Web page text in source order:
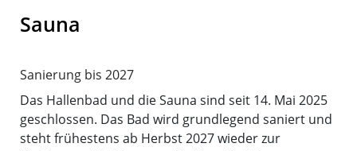
Sauna
Sanierung bis 2027
Das Hallenbad und die Sauna sind seit 14. Mai 2025
geschlossen. Das Bad wird grundlegend saniert und
steht frühestens ab Herbst 2027 wieder zur